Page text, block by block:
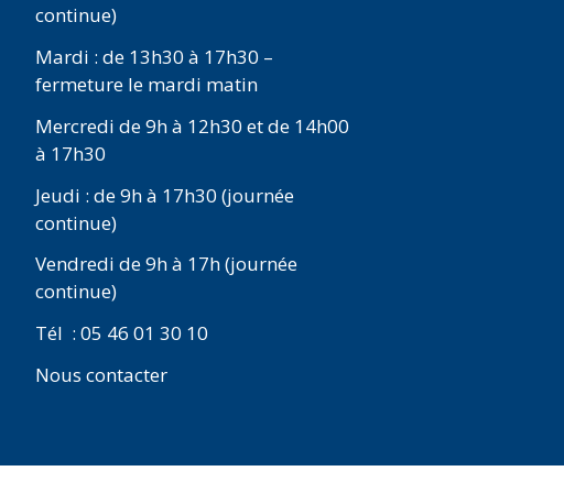
continue)
Mardi : de 13h30 à 17h30 –
fermeture le mardi matin
Mercredi de 9h à 12h30 et de 14h00
à 17h30
Jeudi : de 9h à 17h30 (journée
continue)
Vendredi de 9h à 17h (journée
continue)
Tél : 05 46 01 30 10
Nous contacter